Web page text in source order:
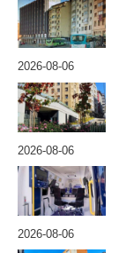
2026-08-06
2026-08-06
2026-08-06